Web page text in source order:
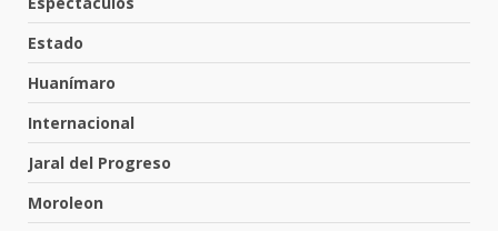
Estado
Huanímaro
Internacional
Jaral del Progreso
Moroleon
5
resiste al paso del tiempo
6
El Pbro. Mario Alberto Pérez
asume la administración de la
parroquia de Guarapo